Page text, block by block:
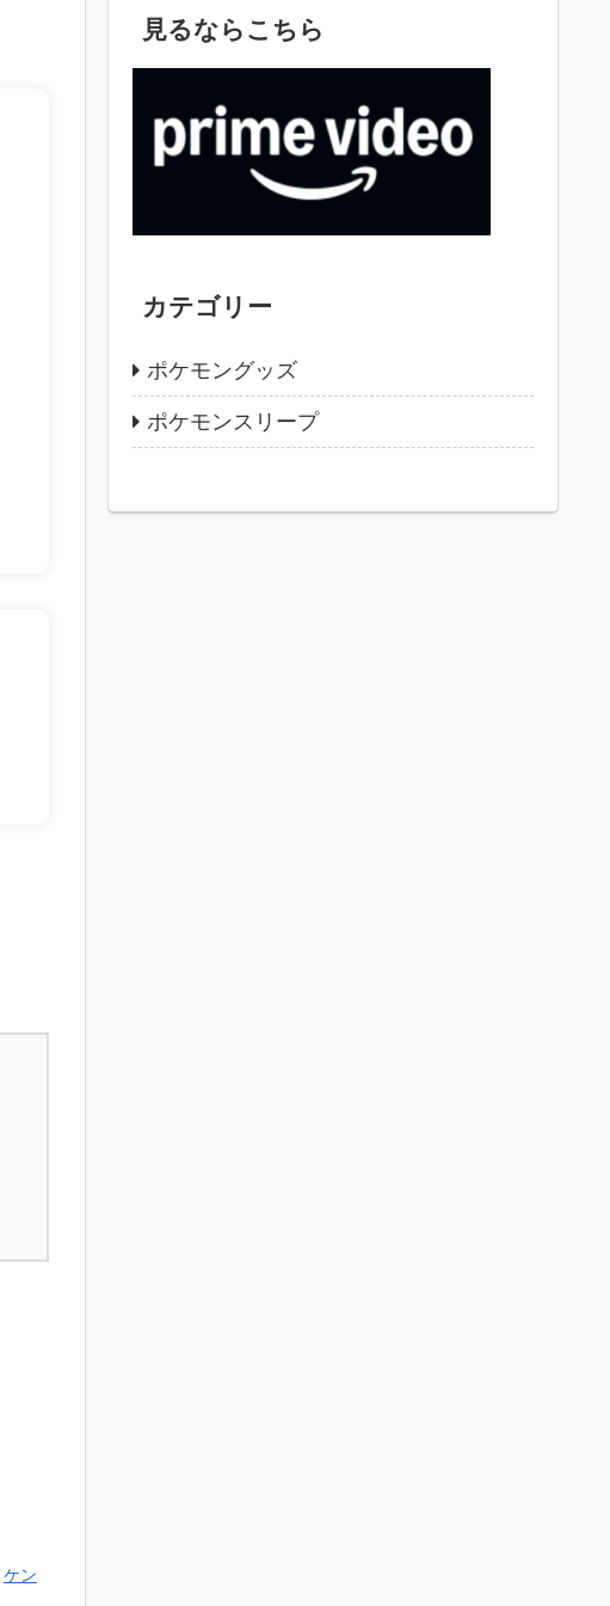
ケン
見るならこちら
カテゴリー
ポケモングッズ
ポケモンスリープ